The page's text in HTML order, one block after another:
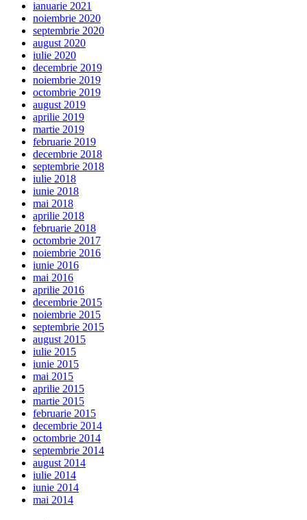
ianuarie 2021
noiembrie 2020
septembrie 2020
august 2020
iulie 2020
decembrie 2019
noiembrie 2019
octombrie 2019
august 2019
aprilie 2019
martie 2019
februarie 2019
decembrie 2018
septembrie 2018
iulie 2018
iunie 2018
mai 2018
aprilie 2018
februarie 2018
octombrie 2017
noiembrie 2016
iunie 2016
mai 2016
aprilie 2016
decembrie 2015
noiembrie 2015
septembrie 2015
august 2015
iulie 2015
iunie 2015
mai 2015
aprilie 2015
martie 2015
februarie 2015
decembrie 2014
octombrie 2014
septembrie 2014
august 2014
iulie 2014
iunie 2014
mai 2014